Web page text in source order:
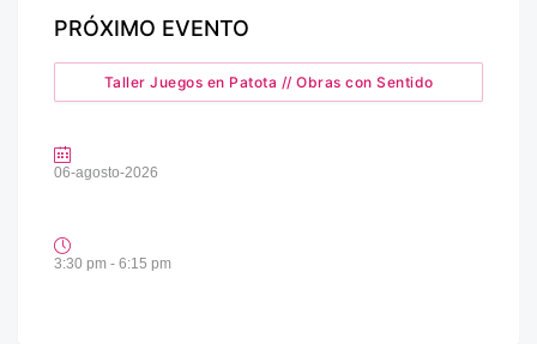
PRÓXIMO EVENTO
Taller Juegos en Patota // Obras con Sentido
06-agosto-2026
3:30 pm - 6:15 pm